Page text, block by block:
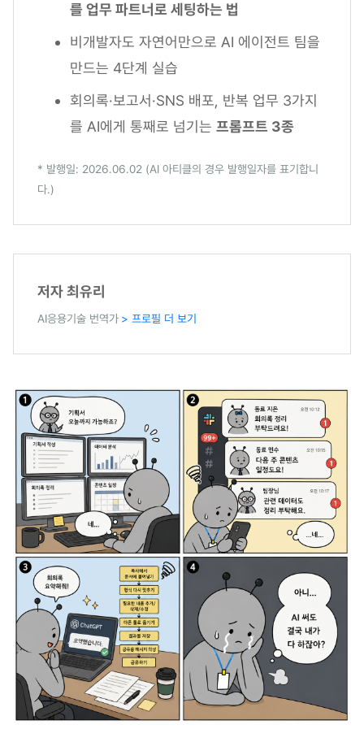
를 업무 파트너로 세팅하는 법
비개발자도 자연어만으로 AI 에이전트 팀을
만드는 4단계 실습
회의록·보고서·SNS 배포, 반복 업무 3가지
를 AI에게 통째로 넘기는 프롬프트 3종
* 발행일: 2026.06.02 (AI 아티클의 경우 발행일자를 표기합니
다.)
저자 최유리
AI응용기술 번역가 > 프로필 더 보기